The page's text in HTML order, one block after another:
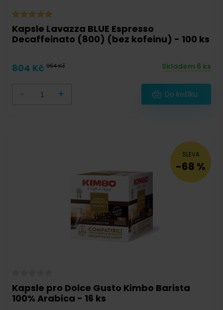
Kapsle Lavazza BLUE Espresso
Decaffeinato (800) (bez kofeinu) - 100 ks
804 Kč 954 Kč Skladem 6 ks
+ Do košíku
SLEVA
-68 %
Kapsle pro Dolce Gusto Kimbo Barista
100% Arabica - 16 ks